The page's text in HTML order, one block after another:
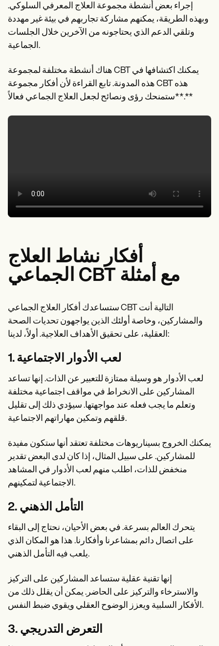
إجراء بعض أنشطة مجموعة العلاج المعرفي السلوكي.
وبهذه الطريقة، يمكنهم مشاركة تجاربهم في بيئة غير مهددة
وتلقي الدعم الذي يحتاجونه من الآخرين خلال الجلسات
الجماعية.
هناك أنشطة مختلفة لمجموعة CBT يمكنك اكتشافها في
هذه المدونة. تابع القراءة لأن أفكار مجموعة CBT هذه
ستمنحك رؤى ونصائح لجعل العلاج الجماعي فعالاً**.**
أفكار نشاط العلاج
الجماعي CBT مع أمثلة
ستساعدك أفكار العلاج الجماعي CBT التالية أنت
والمشاركين، وخاصة أولئك الذين يواجهون تحديات الصحة
العقلية، على تحقيق الأهداف العلاجية. أولاً، لدينا:
1. لعب الأدوار الاجتماعية
لعب الأدوار هو وسيلة ممتازة للتعبير عن الذات. إنها تساعد
المشاركين على الانخراط في مواقف اجتماعية مختلفة
وتعلم ما يجب فعله عند مواجهتها. سيؤدي ذلك إلى تقليل
قلقهم وتمكين مهاراتهم الاجتماعية.
يمكنك الخروج بسيناريوهات مختلفة تعتقد أنها ستكون مفيدة
للمشاركين. على سبيل المثال، إذا كان لدى البعض تقدير
منخفض للذات، اطلب منهم لعب الأدوار في المشاهد
الاجتماعية لتمكينهم.
2. التأمل الذهني
يتحرك العالم بسرعة. في بعض الأحيان، نحتاج إلى البقاء
على اتصال دائم بمشاعرنا وأفكارنا. هذا هو المكان الذي
يلعب فيه التأمل الذهني.
إنها تقنية عقلية ستساعد المشاركين على التركيز
والاسترخاء والتركيز على الحاضر. يمكن أن يقلل ذلك من
الأفكار السلبية ويعزز الوضوح العقلي ويقوي ضبط النفس.
3. التعرض التدريجي